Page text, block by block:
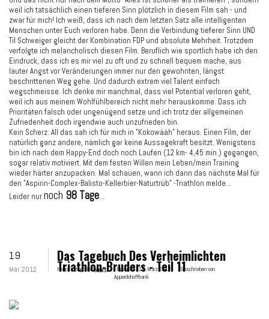
weil ich tatsächlich einen tieferen Sinn plötzlich in diesem Film sah - und
zwar für mich! Ich weiß, dass ich nach dem letzten Satz alle intelligenten
Menschen unter Euch verloren habe. Denn die Verbindung tieferer Sinn UND
Til Schweiger gleicht der Kombination FDP und absolute Mehrheit. Trotzdem
verfolgte ich melancholisch diesen Film. Beruflich wie sportlich habe ich den
Eindruck, dass ich es mir viel zu oft und zu schnell bequem mache, aus
lauter Angst vor Veränderungen immer nur den gewohnten, längst
beschrittenen Weg gehe. Und dadurch extrem viel Talent einfach
wegschmeisse. Ich denke mir manchmal, dass viel Potential verloren geht,
weil ich aus meinem Wohlfühlbereich nicht mehr herauskomme. Dass ich
Prioritäten falsch oder ungenügend setze und ich trotz der allgemeinen
Zufriedenheit doch irgendwie auch unzufrieden bin.
Kein Scherz: All das sah ich für mich in "Kokowääh" heraus. Einen Film, der
natürlich ganz andere, nämlich gar keine Aussagekraft besitzt. Wenigstens
bin ich nach dem Happy-End doch noch Laufen (12 km- 4,45 min.) gegangen,
sogar relativ motiviert. Mit dem festen Willen mein Leben/mein Training
wieder härter anzupacken. Mal schauen, wann ich dann das nächste Mal für
den "Aspirin-Complex-Balisto-Kellerbier-Naturtrüb" -Triathlon melde...
Leider nurnoch 98 Tage...
19
Mär 2012
Das Tagebuch Des Verheimlichten
Triathlon-Bruders - Teil 11
Hauptkategorie: News Erstellt: 19. März 2012
Geschrieben von
Apperdohoffbank